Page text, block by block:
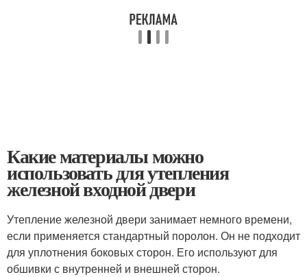
Какие материалы можно
использовать для утепления
железной входной двери
Утепление железной двери занимает немного времени,
если применяется стандартный поролон. Он не подходит
для уплотнения боковых сторон. Его используют для
обшивки с внутренней и внешней сторон.